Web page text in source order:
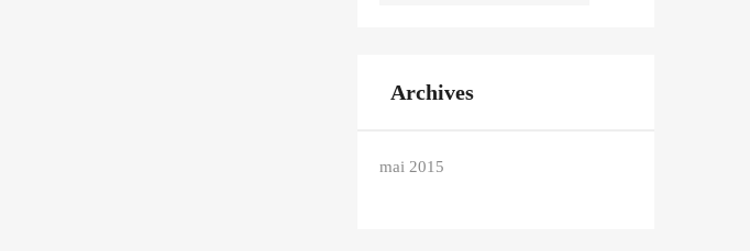
Archives
mai 2015